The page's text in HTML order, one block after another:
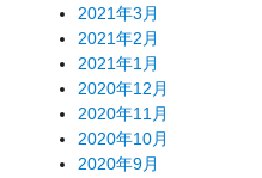
2021年3月
2021年2月
2021年1月
2020年12月
2020年11月
2020年10月
2020年9月